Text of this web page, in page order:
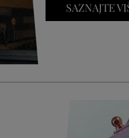
SAZNAJTE